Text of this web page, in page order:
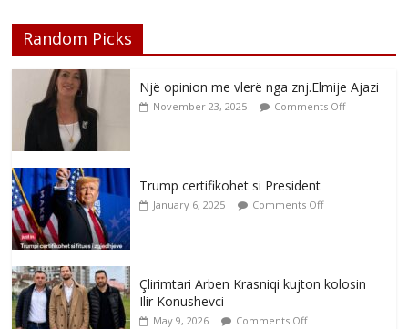
Random Picks
Një opinion me vlerë nga znj.Elmije Ajazi
November 23, 2025 Comments Off
Trump certifikohet si President
January 6, 2025 Comments Off
Çlirimtari Arben Krasniqi kujton kolosin
Ilir Konushevci
May 9, 2026 Comments Off